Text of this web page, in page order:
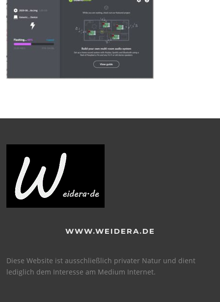
WWW.WEIDERA.DE
Diese Website ist ausschließlich privater Natur und dient
lediglich dem Interesse am Medium Internet.